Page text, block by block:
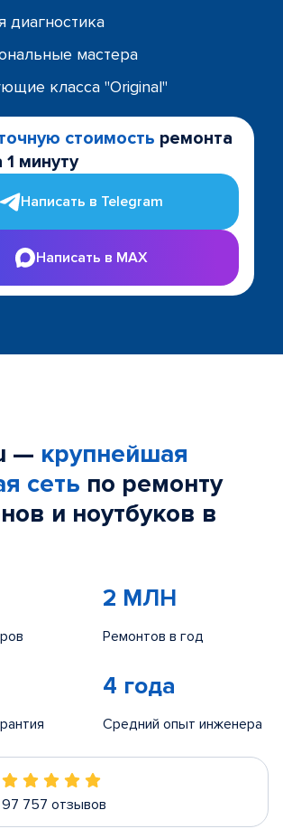
диагностика
мастера
класса "Original"
стоимость ремонта
1 минуту
Написать в Telegram
Написать в MAX
— крупнейшая
сеть по ремонту
и ноутбуков в
2 МЛН
Ремонтов в год
4 года
Средний опыт инженера
97 757 отзывов